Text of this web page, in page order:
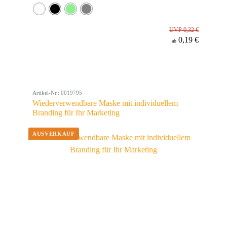
UVP 0,32 €
ab 0,19 €
Artikel-Nr.: 0019795
Wiederverwendbare Maske mit individuellem
Branding für Ihr Marketing